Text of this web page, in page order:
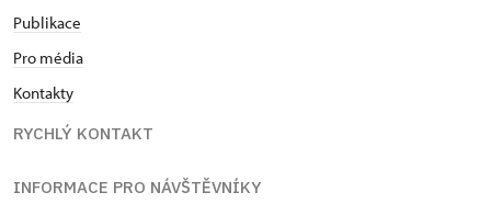
Publikace
Pro média
Kontakty
RYCHLÝ KONTAKT
INFORMACE PRO NÁVŠTĚVNÍKY